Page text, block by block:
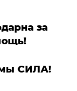
за
мы СИЛА!